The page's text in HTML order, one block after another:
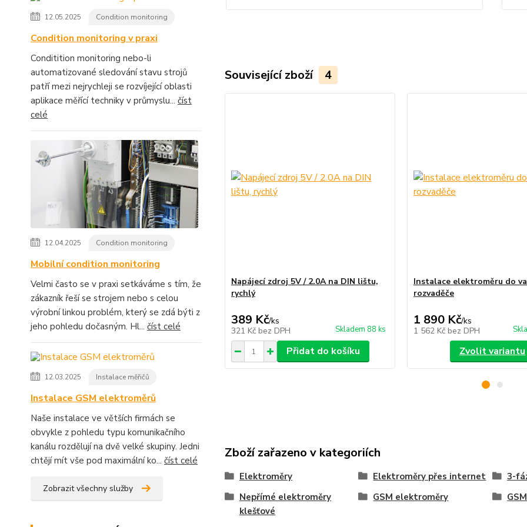
12.05.2025 Condition monitoring
Condition monitoring v praxi
Conditition monitoring nebo-li
automatizované sledování stavu strojů
patří mezi nejrychleji se rozvíjející oblasti
aplikace měřící techniky v průmyslu... číst
celé
12.04.2025 Condition monitoring
Mobilní condition monitoring
Velmi často se v praxi setkáváme s tím, že
zákazník řeší se strojem nebo s celou
výrobní linkou problém, který se zdá býti z
jeho pohledu dočasným. Hl... číst celé
12.03.2025 Instalace měřičů
Instalace GSM elektroměrů
Naše instalace ve větších firmách se
obvykle z pohledu typu komunikačního
kanálu rozdělují na dvě velké skupiny. Jedni
chtějí mít vše pod maximální ko... číst celé
Zobrazit všechny služby
Související zboží 4
Napájecí zdroj 5V / 2.0A na DIN lištu,
rychlý
389 Kč/ks
321 Kč bez DPH Skladem 88 ks
Přidat do košíku
Instalace elektroměru do
rozvaděče
1 890 Kč/ks
1 562 Kč bez DPH
Zvolit variantu
Zboží zařazeno v kategoriích
Elektroměry Elektroměry přes internet
3-
Nepřímé elektroměry
klešťové
GSM elektroměry